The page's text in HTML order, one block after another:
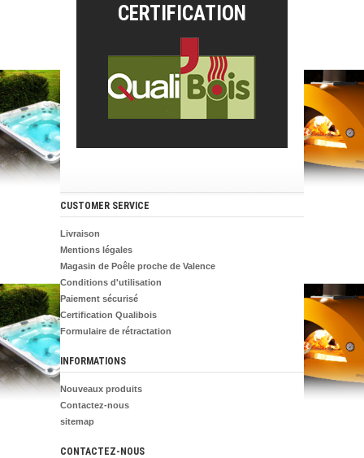
CERTIFICATION
CUSTOMER SERVICE
Livraison
Mentions légales
Magasin de Poêle proche de Valence
Conditions d'utilisation
Paiement sécurisé
Certification Qualibois
Formulaire de rétractation
INFORMATIONS
Nouveaux produits
Contactez-nous
sitemap
CONTACTEZ-NOUS